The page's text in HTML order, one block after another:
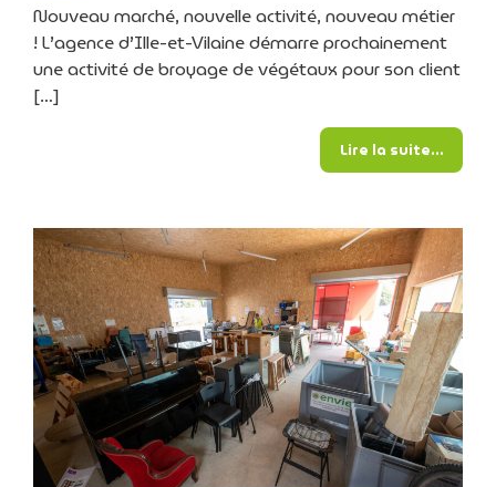
Nouveau marché, nouvelle activité, nouveau métier
! L’agence d’Ille-et-Vilaine démarre prochainement
une activité de broyage de végétaux pour son client
[…]
Lire la suite…from